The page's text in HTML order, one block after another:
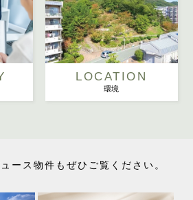
LOCATION
環境
ース物件もぜひご覧ください。